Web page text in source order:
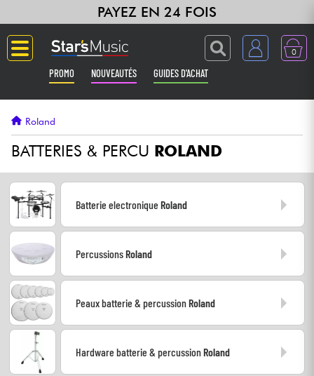
PAYEZ EN 24 FOIS
0
PROMO NOUVEAUTÉS GUIDES D'ACHAT
Guitares & Basses
Amplis & Effets
Synthés & Sampleurs
Home Studio
Casques
Roland
BATTERIES & PERCU ROLAND
Batterie electroniqueRoland
PercussionsRoland
Peaux batterie & percussionRoland
Hardware batterie & percussionRoland